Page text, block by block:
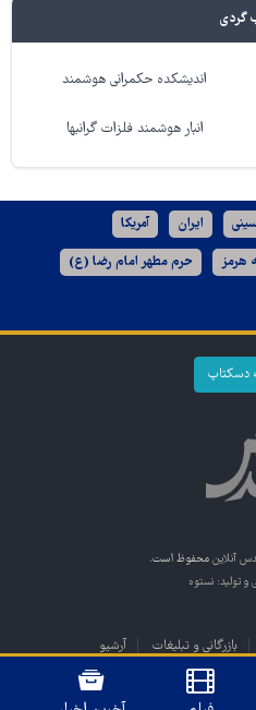
گردی
اندیشکده حکمرانی هوشمند
انبار هوشمند فلزات گرانبها
ایران آمریکا
هرمز حرم مطهر امام رضا (ع)
دسکتاپ
آنلاین محفوظ است.
و تولید: نستوه
بازرگانی و تبلیغات آرشیو